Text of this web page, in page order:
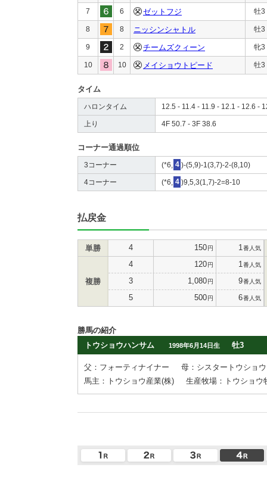
7 6 ゼットフジ 牡3
8 8 ニッシンシャトル 牡3
9 2 チームズクィーン 牝3
10 10 メイショウトピード 牡3
タイム
ハロンタイム 12.5 - 11.4 - 11.9 - 12.1 - 12.6 -
上り 4F 50.7 - 3F 38.6
コーナー通過順位
3コーナー (*6, 4 )-(5,9)-1(3,7)-2-(8,10)
4コーナー (*6, 4 )9,5,3(1,7)-2=8-10
払戻金
単勝 4 150円 1 番人気
複勝
4 120円 1 番人気
3 1,080円 9番人気
5 500円 6番人気
勝馬の紹介
トウショウハンサム
1998年6月14日生 牡3
父：フォーティナイナー
母：シスタートウショウ
馬主：トウショウ産業(株)
生産牧場：トウショウ